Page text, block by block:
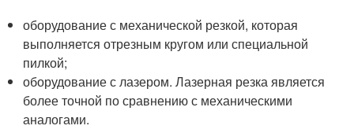
оборудование с механической резкой, которая
выполняется отрезным кругом или специальной
пилкой;
оборудование с лазером. Лазерная резка является
более точной по сравнению с механическими
аналогами.